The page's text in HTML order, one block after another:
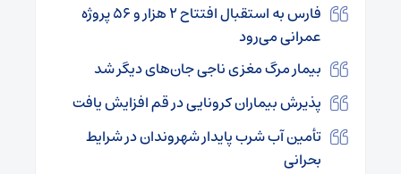
فارس به استقبال افتتاح ۲ هزار و ۵۶ پروژه
عمرانی می‌رود ‌
بیمار مرگ مغزی ناجی جان‌های دیگر شد
پذیرش بیماران کرونایی در قم افزایش یافت
تأمین آب شرب پایدار شهروندان در شرایط
بحرانی